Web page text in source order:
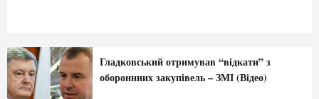
Гладковський отримував “відкати” з
обороннних закупівель – ЗМІ (Відео)